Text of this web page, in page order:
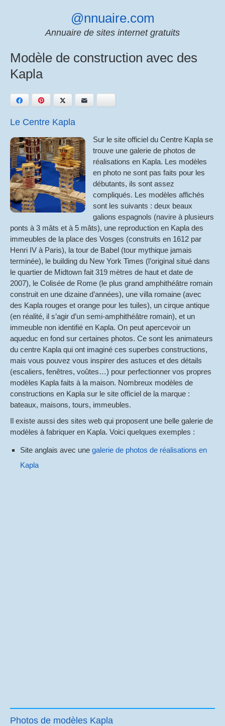
@nnuaire.com
Annuaire de sites internet gratuits
Modèle de construction avec des
Kapla
Facebook Pinterest Twitter
Le Centre Kapla
Sur le site officiel du Centre Kapla se
trouve une galerie de photos de
réalisations en Kapla. Les modèles
en photo ne sont pas faits pour les
débutants, ils sont assez
compliqués. Les modèles affichés
sont les suivants : deux beaux
galions espagnols (navire à plusieurs
ponts à 3 mâts et à 5 mâts), une reproduction en Kapla des
immeubles de la place des Vosges (construits en 1612 par
Henri IV à Paris), la tour de Babel (tour mythique jamais
terminée), le building du New York Times (l’original situé dans
le quartier de Midtown fait 319 mètres de haut et date de
2007), le Colisée de Rome (le plus grand amphithéâtre romain
construit en une dizaine d’années), une villa romaine (avec
des Kapla rouges et orange pour les tuiles), un cirque antique
(en réalité, il s’agir d’un semi-amphithéâtre romain), et un
immeuble non identifié en Kapla. On peut apercevoir un
aqueduc en fond sur certaines photos. Ce sont les animateurs
du centre Kapla qui ont imaginé ces superbes constructions,
mais vous pouvez vous inspirer des astuces et des détails
(escaliers, fenêtres, voûtes…) pour perfectionner vos propres
modèles Kapla faits à la maison. Nombreux modèles de
constructions en Kapla sur le site officiel de la marque :
bateaux, maisons, tours, immeubles.
Il existe aussi des sites web qui proposent une belle galerie de
modèles à fabriquer en Kapla. Voici quelques exemples :
Site anglais avec une galerie de photos de réalisations en
Kapla
Photos de modèles Kapla